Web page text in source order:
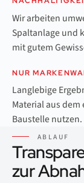
Wir arbeiten
Spaltanlage und
mit gutem
NUR
Langlebige
Material aus
Baustelle nutzen.
ABLAUF
zur